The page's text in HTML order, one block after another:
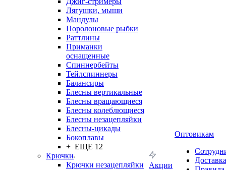
Лягушки, мыши
Мандулы
Поролоновые рыбки
Раттлины
Приманки
оснащенные
Спиннербейты
Тейлспиннеры
Балансиры
Блесны вертикальные
Блесны вращающиеся
Блесны колеблющиеся
Блесны незацепляйки
Блесны-цикады
Бокоплавы
+ ЕЩЕ 12
Крючки
Крючки незацепляйки
Акции
Оптовикам
Доставка